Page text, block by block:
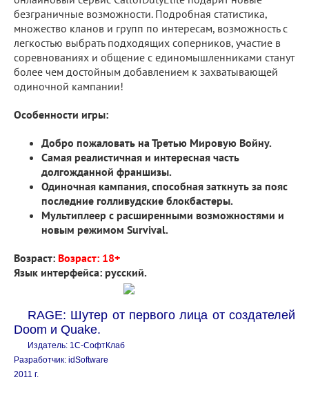
безграничные возможности. Подробная статистика,
множество кланов и групп по интересам, возможность с
легкостью выбрать подходящих соперников, участие в
соревнованиях и общение с единомышленниками станут
более чем достойным добавлением к захватывающей
одиночной кампании!
Особенности игры:
Добро пожаловать на Третью Мировую Войну.
Самая реалистичная и интересная часть
долгожданной франшизы.
Одиночная кампания, способная заткнуть за пояс
последние голливудские блокбастеры.
Мультиплеер с расширенными возможностями и
новым режимом Survival.
Возраст: Возраст: 18+
Язык интерфейса: русский.
RAGE: Шутер от первого лица от создателей
Doom и Quake.
Издатель: 1С-СофтКлаб
Разработчик: idSoftware
2011 г.